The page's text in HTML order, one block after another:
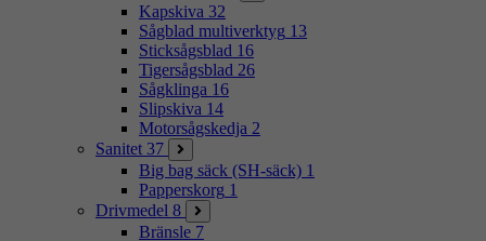
Kapskiva 32
Sågblad multiverktyg 13
Sticksågsblad 16
Tigersågsblad 26
Sågklinga 16
Slipskiva 14
Motorsågskedja 2
Sanitet 37
Big bag säck (SH-säck) 1
Papperskorg 1
Drivmedel 8
Bränsle 7